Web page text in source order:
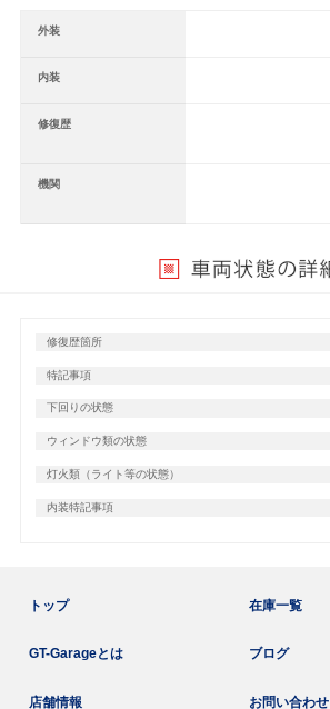
外装
内装
修復歴
機関
修復歴箇所
特記事項
下回りの状態
ウィンドウ類の状態
灯火類（ライト等の状態）
内装特記事項
トップ 在庫一覧
GT-Garageとは ブログ
店舗情報 お問い合わせ